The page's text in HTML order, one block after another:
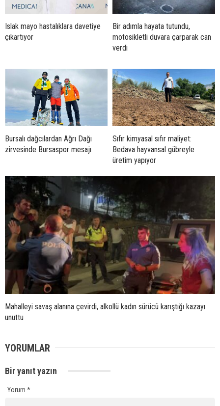
Islak mayo hastalıklara davetiye
çıkartıyor
Bir adımla hayata tutundu,
motosikletli duvara çarparak can
verdi
Bursalı dağcılardan Ağrı Dağı
zirvesinde Bursaspor mesajı
Sıfır kimyasal sıfır maliyet:
Bedava hayvansal gübreyle
üretim yapıyor
Mahalleyi savaş alanına çevirdi, alkollü kadın sürücü karıştığı kazayı
unuttu
YORUMLAR
Bir yanıt yazın
Yorum *